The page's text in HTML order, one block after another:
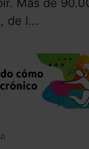
Más de
de l...